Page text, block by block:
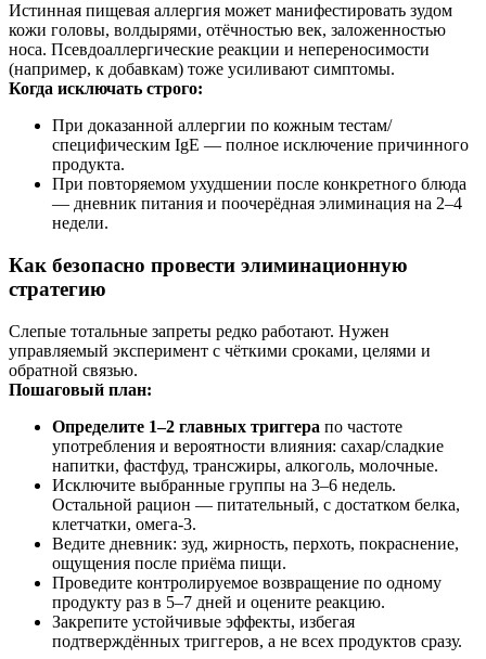
Истинная пищевая аллергия может манифестировать зудом
кожи головы, волдырями, отёчностью век, заложенностью
носа. Псевдоаллергические реакции и непереносимости
(например, к добавкам) тоже усиливают симптомы.
Когда исключать строго:
При доказанной аллергии по кожным тестам/
специфическим IgE — полное исключение причинного
продукта.
При повторяемом ухудшении после конкретного блюда
— дневник питания и поочерёдная элиминация на 2–4
недели.
Как безопасно провести элиминационную
стратегию
Слепые тотальные запреты редко работают. Нужен
управляемый эксперимент с чёткими сроками, целями и
обратной связью.
Пошаговый план:
Определите 1–2 главных триггера по частоте
употребления и вероятности влияния: сахар/сладкие
напитки, фастфуд, трансжиры, алкоголь, молочные.
Исключите выбранные группы на 3–6 недель.
Остальной рацион — питательный, с достатком белка,
клетчатки, омега‑3.
Ведите дневник: зуд, жирность, перхоть, покраснение,
ощущения после приёма пищи.
Проведите контролируемое возвращение по одному
продукту раз в 5–7 дней и оцените реакцию.
Закрепите устойчивые эффекты, избегая
подтверждённых триггеров, а не всех продуктов сразу.